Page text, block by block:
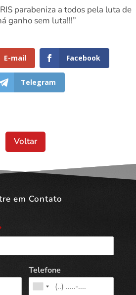
parabeniza a todos pela luta de
ganho sem luta!!!”
E-mail Facebook
Telegram
Voltar
em Contato
Telefone